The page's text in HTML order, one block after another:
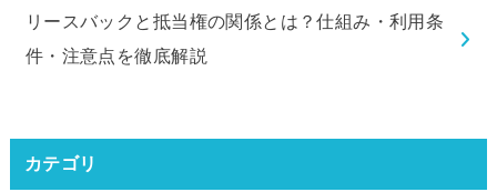
リースバックと抵当権の関係とは？仕組み・利用条
件・注意点を徹底解説
カテゴリ